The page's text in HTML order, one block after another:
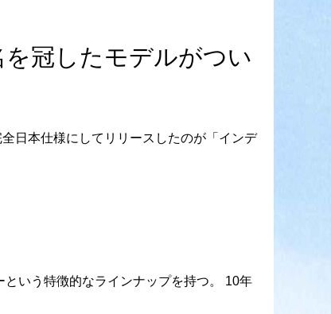
冠したモデルがつい
日本仕様にしてリリースしたのが「インデ
いう特徴的なラインナップを持つ。 10年